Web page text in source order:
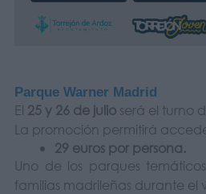
Parque Warner Madrid
El 25 y 26 de julioserá el turno
La promoción permitirá
29 euros por persona.
Uno de los parques
familias madrileñas durante el